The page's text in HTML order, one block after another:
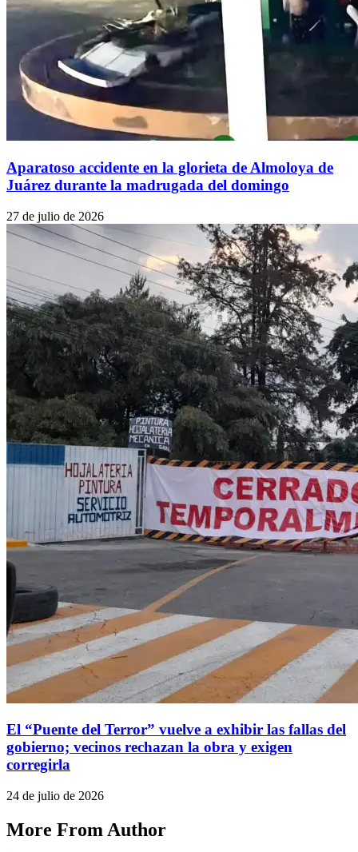
Aparatoso accidente en la glorieta de Almoloya de
Juárez durante la madrugada del domingo
27 de julio de 2026
El “Puente del Terror” vuelve a exhibir las fallas del
gobierno; vecinos rechazan la obra y exigen
corregirla
24 de julio de 2026
More From Author